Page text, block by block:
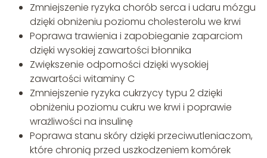
Zmniejszenie ryzyka chorób serca i udaru mózgu
dzięki obniżeniu poziomu cholesterolu we krwi
Poprawa trawienia i zapobieganie zaparciom
dzięki wysokiej zawartości błonnika
Zwiększenie odporności dzięki wysokiej
zawartości witaminy C
Zmniejszenie ryzyka cukrzycy typu 2 dzięki
obniżeniu poziomu cukru we krwi i poprawie
wrażliwości na insulinę
Poprawa stanu skóry dzięki przeciwutleniaczom,
które chronią przed uszkodzeniem komórek